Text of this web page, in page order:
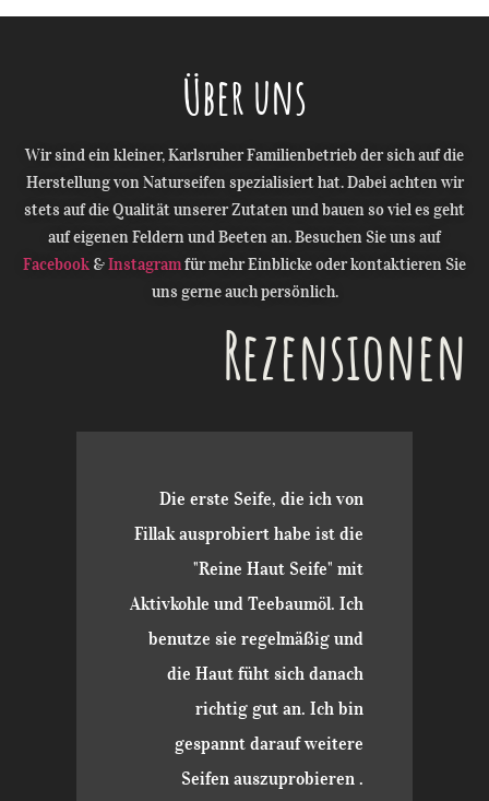
Über uns
Wir sind ein kleiner, Karlsruher Familienbetrieb der sich auf die
Herstellung von Naturseifen spezialisiert hat. Dabei achten wir
stets auf die Qualität unserer Zutaten und bauen so viel es geht
auf eigenen Feldern und Beeten an. Besuchen Sie uns auf
Facebook &Instagramfür mehr Einblicke oder kontaktieren Sie
uns gerne auch persönlich.
Rezensionen
Die erste Seife, die ich von
Fillak ausprobiert habe ist die
"Reine Haut Seife" mit
Aktivkohle und Teebaumöl. Ich
benutze sie regelmäßig und
die Haut füht sich danach
richtig gut an. Ich bin
gespannt darauf weitere
Seifen auszuprobieren .